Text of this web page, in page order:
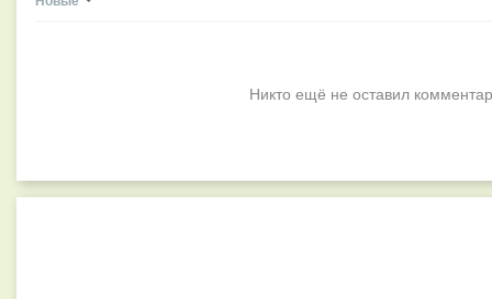
Никто ещё не оставил